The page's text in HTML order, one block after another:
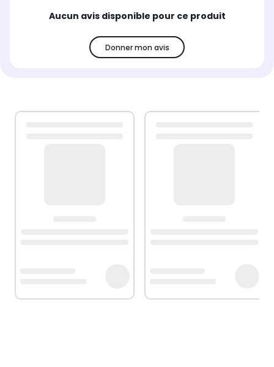
Aucun avis disponible pour ce produit
Donner mon avis